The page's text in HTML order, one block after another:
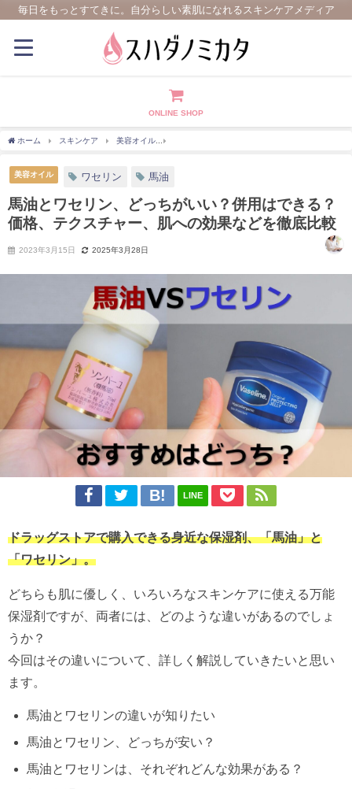
毎日をもっとすてきに。自分らしい素肌になれるスキンケアメディア
ONLINE SHOP
ホーム スキンケア 美容オイル
美容オイル ワセリン 馬油
馬油とワセリン、どっちがいい？併用はできる？
価格、テクスチャー、肌への効果などを徹底比較
2023年3月15日 2025年3月28日
LINE
ドラッグストアで購入できる身近な保湿剤、「馬油」と
「ワセリン」。
どちらも肌に優しく、いろいろなスキンケアに使える万能
保湿剤ですが、両者には、どのような違いがあるのでしょ
うか？
今回はその違いについて、詳しく解説していきたいと思い
ます。
馬油とワセリンの違いが知りたい
馬油とワセリン、どっちが安い？
馬油とワセリンは、それぞれどんな効果がある？